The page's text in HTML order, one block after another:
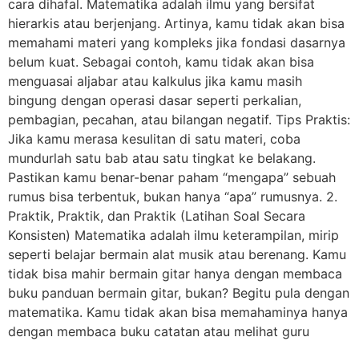
cara dihafal. Matematika adalah ilmu yang bersifat
hierarkis atau berjenjang. Artinya, kamu tidak akan bisa
memahami materi yang kompleks jika fondasi dasarnya
belum kuat. Sebagai contoh, kamu tidak akan bisa
menguasai aljabar atau kalkulus jika kamu masih
bingung dengan operasi dasar seperti perkalian,
pembagian, pecahan, atau bilangan negatif. Tips Praktis:
Jika kamu merasa kesulitan di satu materi, coba
mundurlah satu bab atau satu tingkat ke belakang.
Pastikan kamu benar-benar paham “mengapa” sebuah
rumus bisa terbentuk, bukan hanya “apa” rumusnya. 2.
Praktik, Praktik, dan Praktik (Latihan Soal Secara
Konsisten) Matematika adalah ilmu keterampilan, mirip
seperti belajar bermain alat musik atau berenang. Kamu
tidak bisa mahir bermain gitar hanya dengan membaca
buku panduan bermain gitar, bukan? Begitu pula dengan
matematika. Kamu tidak akan bisa memahaminya hanya
dengan membaca buku catatan atau melihat guru